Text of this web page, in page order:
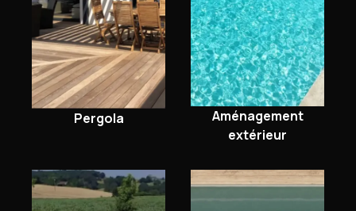
Pergola
Aménagement
extérieur